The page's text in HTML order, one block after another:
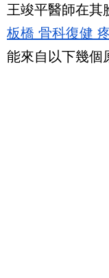
王竣平醫師在其
板橋 骨科復健
能來自以下幾個